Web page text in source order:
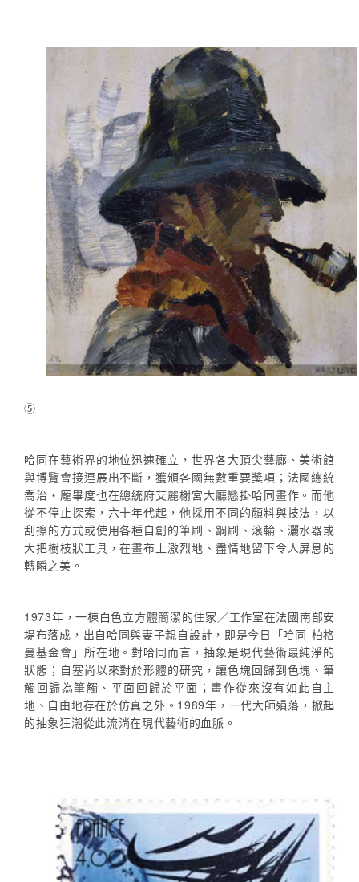
⑤
哈同在藝術界的地位迅速確立，世界各大頂尖藝廊、美術館
與博覽會接連展出不斷，獲頒各國無數重要獎項；法國總統
喬治‧龐畢度也在總統府艾麗榭宮大廳懸掛哈同畫作。而他
從不停止探索，六十年代起，他採用不同的顏料與技法，以
刮擦的方式或使用各種自創的筆刷、鋼刷、滾輪、灑水器或
大把樹枝狀工具，在畫布上激烈地、盡情地留下令人屏息的
轉瞬之美。
1973年，一棟白色立方體簡潔的住家／工作室在法國南部安
堤布落成，出自哈同與妻子親自設計，即是今日「哈同-柏格
曼基金會」所在地。對哈同而言，抽象是現代藝術最純淨的
狀態；自塞尚以來對於形體的研究，讓色塊回歸到色塊、筆
觸回歸為筆觸、平面回歸於平面；畫作從來沒有如此自主
地、自由地存在於仿真之外。1989年，一代大師殞落，掀起
的抽象狂潮從此流淌在現代藝術的血脈。